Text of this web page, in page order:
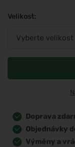
Velikost:
Doprava
Objednávky
Výměny a